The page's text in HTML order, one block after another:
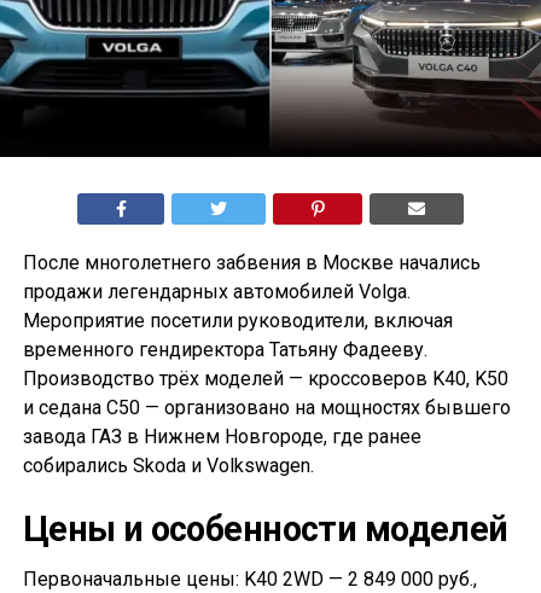
После многолетнего забвения в Москве начались
продажи легендарных автомобилей Volga.
Мероприятие посетили руководители, включая
временного гендиректора Татьяну Фадееву.
Производство трёх моделей — кроссоверов K40, K50
и седана С50 — организовано на мощностях бывшего
завода ГАЗ в Нижнем Новгороде, где ранее
собирались Skoda и Volkswagen.
Цены и особенности моделей
Первоначальные цены: K40 2WD — 2 849 000 руб.,